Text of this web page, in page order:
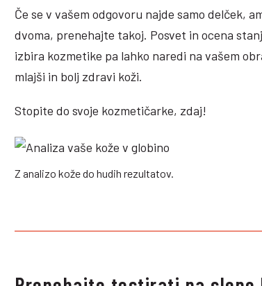
Če se v vašem odgovoru najde samo delček,
dvoma, prenehajte takoj. Posvet in ocena
izbira kozmetike pa lahko naredi na vašem
mlajši in bolj zdravi koži.
Stopite do svoje kozmetičarke, zdaj!
Z analizo kože do hudih rezultatov.